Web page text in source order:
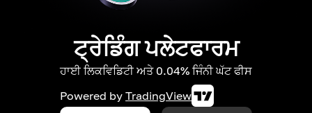
ਟ੍ਰੇਡਿੰਗ ਪਲੇਟਫਾਰਮ
ਹਾਈ ਲਿਕਵਿਡਿਟੀ ਅਤੇ 0.04% ਜਿੰਨੀ ਘੱਟ ਫੀਸ
Powered by TradingView